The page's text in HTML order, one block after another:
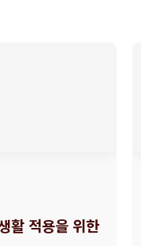
활 적용을 위한